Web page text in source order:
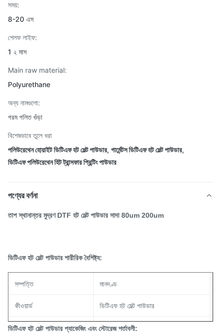
সময়:
8-20 এস
শেলফ লাইফ:
1 ২ মাস
Main raw material:
Polyurethane
অন্য নামগুলো:
গরম গলিত গুঁড়া
বিশেষভাবে তুলে ধরা
পলিউরেথেন হোয়াইট ডিটিএফ হট মেল্ট পাউডার, গার্মেন্টস ডিটিএফ হট মেল্ট পাউডার,
ডিটিএফ পলিউরেথেন হিট ট্রান্সফার প্রিন্টিং পাউডার
পণ্যের বর্ণনা
তাপ স্থানান্তর মুদ্রণ DTF হট মেল্ট পাউডার সাদা 80um 200um
ডিটিএফ হট মেল্ট পাউডার শারীরিক বৈশিষ্ট্য:
সম্পত্তি মানদণ্ড
কীওয়ার্ড ডিটিএফ হট মেল্ট পাউডার
চেহারা সাদা পাউডার
ডিটিএফ হট মেল্ট পাউডার প্যাকেজিং এবং স্টোরেজ শর্তাবলী: